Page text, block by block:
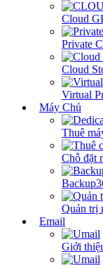
Cloud
Private
Cloud
Virtual
Máy Chủ
Thuê
Chỗ đặt
Quản trị
Email
Giới